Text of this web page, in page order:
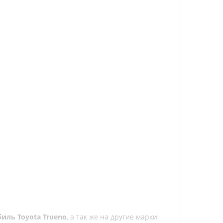
Toyota Trueno, а так же на другие марки